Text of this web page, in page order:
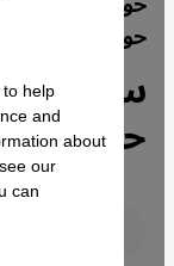
حول الحرب في
حرب
help
and
about
our
can